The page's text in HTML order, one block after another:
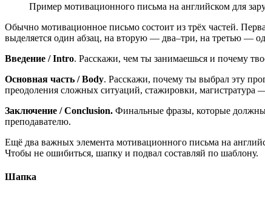
Пример мотивационного письма на английском для
Обычно мотивационное письмо состоит из трёх частей.
выделяется один абзац, на вторую — два–три, на третью —
Введение / Intro. Расскажи, чем ты занимаешься и почему
Основная часть / Body. Расскажи, почему ты выбрал эту
преодоления сложных ситуаций, стажировки, магистратура
Заключение / Conclusion. Финальные фразы, которые должны
преподавателю.
Ещё два важных элемента мотивационного письма на
Чтобы не ошибиться, шапку и подвал составляй по шаблону.
Шапка